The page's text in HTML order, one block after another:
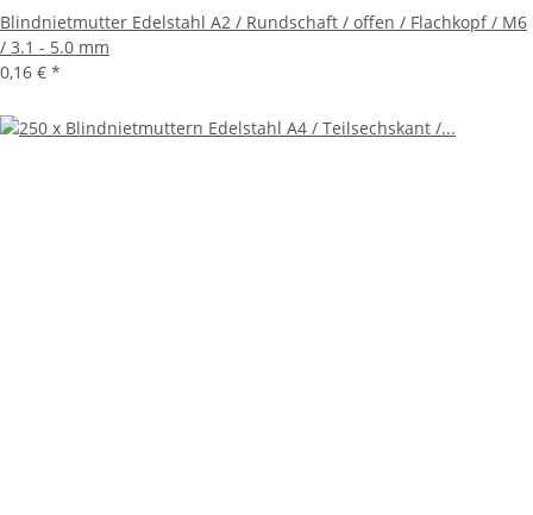
Blindnietmutter Edelstahl A2 / Rundschaft / offen / Flachkopf / M6
/ 3.1 - 5.0 mm
0,16 € *